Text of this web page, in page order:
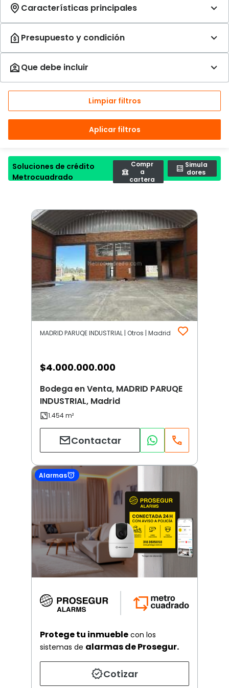
Limpiar filtros
Aplicar filtros
Soluciones de crédito
Metrocuadrado
Compr
a
cartera
Simula
dores
MADRID PARUQE INDUSTRIAL | Otros | Madrid
$4.000.000.000
Bodega en Venta, MADRID PARUQE
INDUSTRIAL, Madrid
Contactar
Alarmas
Protege tu inmueble con los
sistemas de alarmas de Prosegur.
Cotizar